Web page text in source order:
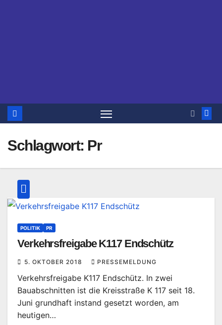
Schlagwort: Pr
POLITIK PR
Verkehrsfreigabe K117 Endschütz
5. OKTOBER 2018 PRESSEMELDUNG
Verkehrsfreigabe K117 Endschütz. In zwei
Bauabschnitten ist die Kreisstraße K 117 seit 18.
Juni grundhaft instand gesetzt worden, am
heutigen…